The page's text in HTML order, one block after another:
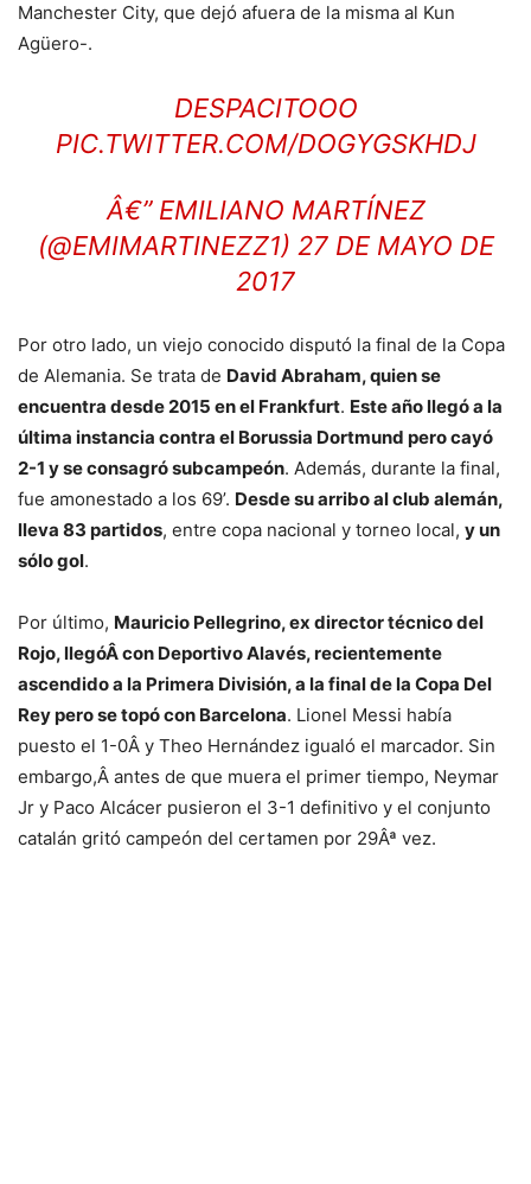
Manchester City, que dejó afuera de la misma al Kun
Agüero-.
DESPACITOOO
PIC.TWITTER.COM/DOGYGSKHDJ
Â€” EMILIANO MARTÍNEZ
(@EMIMARTINEZZ1) 27 DE MAYO DE
2017
Por otro lado, un viejo conocido disputó la final de la Copa
de Alemania. Se trata de David Abraham, quien se
encuentra desde 2015 en el Frankfurt. Este año llegó a la
última instancia contra el Borussia Dortmund pero cayó
2-1 y se consagró subcampeón. Además, durante la final,
fue amonestado a los 69’. Desde su arribo al club alemán,
lleva 83 partidos, entre copa nacional y torneo local, y un
sólo gol.
Por último, Mauricio Pellegrino, ex director técnico del
Rojo, llegóÂ con Deportivo Alavés, recientemente
ascendido a la Primera División, a la final de la Copa Del
Rey pero se topó con Barcelona. Lionel Messi había
puesto el 1-0Â y Theo Hernández igualó el marcador. Sin
embargo,Â antes de que muera el primer tiempo, Neymar
Jr y Paco Alcácer pusieron el 3-1 definitivo y el conjunto
catalán gritó campeón del certamen por 29Âª vez.